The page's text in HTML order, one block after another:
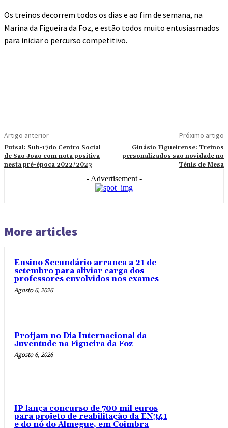
Os treinos decorrem todos os dias e ao fim de semana, na
Marina da Figueira da Foz, e estão todos muito entusiasmados
para iniciar o percurso competitivo.
Artigo anterior
Futsal: Sub-17do Centro Social
de São João com nota positiva
nesta pré-época 2022/2023
Próximo artigo
Ginásio Figueirense: Treinos
personalizados são novidade no
Ténis de Mesa
- Advertisement -
More articles
Ensino Secundário arranca a 21 de
setembro para aliviar carga dos
professores envolvidos nos exames
Agosto 6, 2026
Profjam no Dia Internacional da
Juventude na Figueira da Foz
Agosto 6, 2026
IP lança concurso de 700 mil euros
para projeto de reabilitação da EN341
e do nó do Almegue, em Coimbra